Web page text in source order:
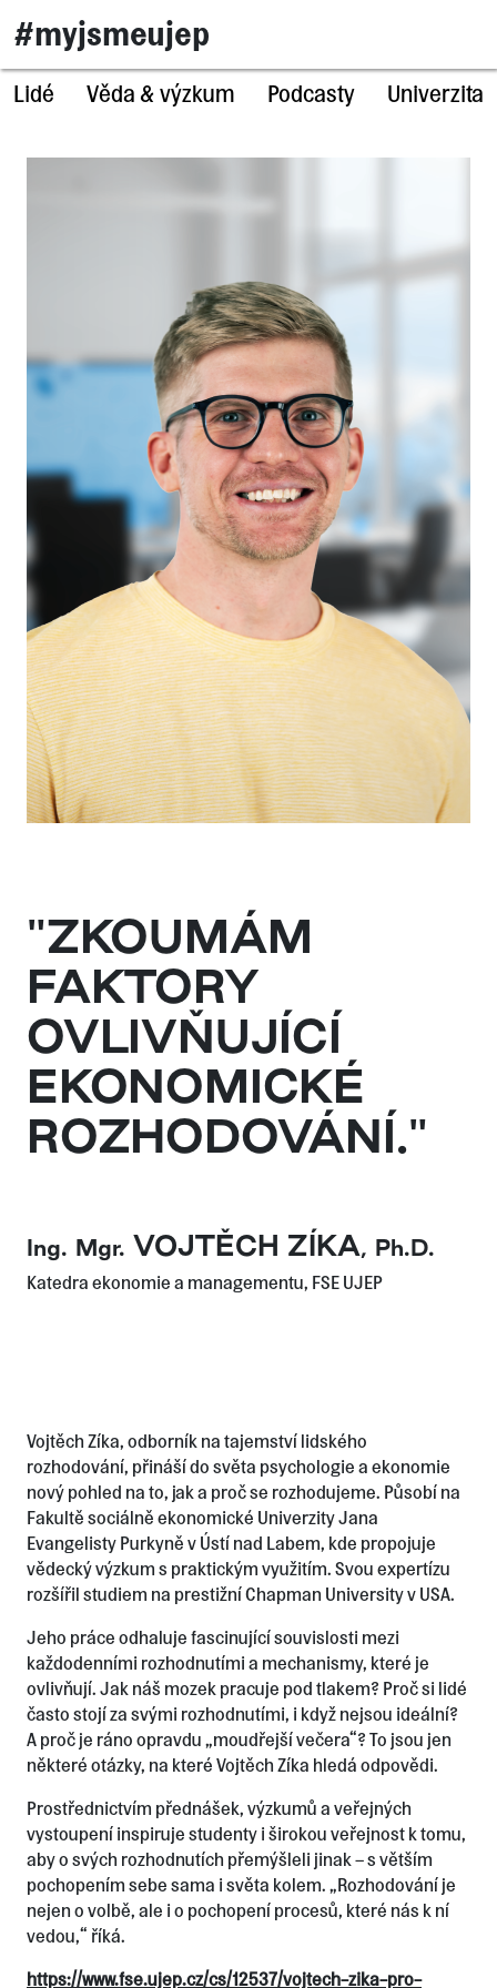
#myjsmeujep
Lidé Věda & výzkum Podcasty Univerzita
"ZKOUMÁM
FAKTORY
OVLIVŇUJÍCÍ
EKONOMICKÉ
ROZHODOVÁNÍ."
Ing. Mgr. VOJTĚCH ZÍKA, Ph.D.
Katedra ekonomie a managementu, FSE UJEP
Vojtěch Zíka, odborník na tajemství lidského
rozhodování, přináší do světa psychologie a ekonomie
nový pohled na to, jak a proč se rozhodujeme. Působí na
Fakultě sociálně ekonomické Univerzity Jana
Evangelisty Purkyně v Ústí nad Labem, kde propojuje
vědecký výzkum s praktickým využitím. Svou expertízu
rozšířil studiem na prestižní Chapman University v USA.
Jeho práce odhaluje fascinující souvislosti mezi
každodenními rozhodnutími a mechanismy, které je
ovlivňují. Jak náš mozek pracuje pod tlakem? Proč si lidé
často stojí za svými rozhodnutími, i když nejsou ideální?
A proč je ráno opravdu „moudřejší večera“? To jsou jen
některé otázky, na které Vojtěch Zíka hledá odpovědi.
Prostřednictvím přednášek, výzkumů a veřejných
vystoupení inspiruje studenty i širokou veřejnost k tomu,
aby o svých rozhodnutích přemýšleli jinak – s větším
pochopením sebe sama i světa kolem. „Rozhodování je
nejen o volbě, ale i o pochopení procesů, které nás k ní
vedou,“ říká.
https://www.fse.ujep.cz/cs/12537/vojtech-zika-pro-